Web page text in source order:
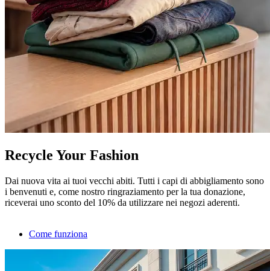
Recycle Your Fashion
Dai nuova vita ai tuoi vecchi abiti. Tutti i capi di abbigliamento sono
i benvenuti e, come nostro ringraziamento per la tua donazione,
riceverai uno sconto del 10% da utilizzare nei negozi aderenti.
Come funziona